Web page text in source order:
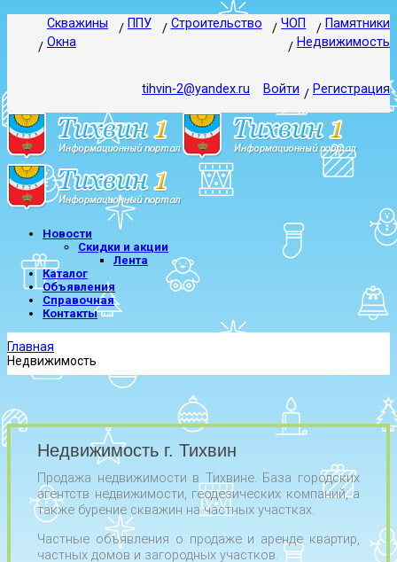
Скважины ППУ Строительство ЧОП
Памятники
Окна
Недвижимость
tihvin-2@yandex.ru Войти Регистрация
Новости
Скидки и акции
Лента
Каталог
Объявления
Справочная
Контакты
Главная
Недвижимость
Недвижимость г. Тихвин
Продажа недвижимости в Тихвине. База городских
агентств недвижимости, геодезических компаний, а
также бурение скважин на частных участках.
Частные объявления о продаже и аренде квартир,
частных домов и загородных участков.